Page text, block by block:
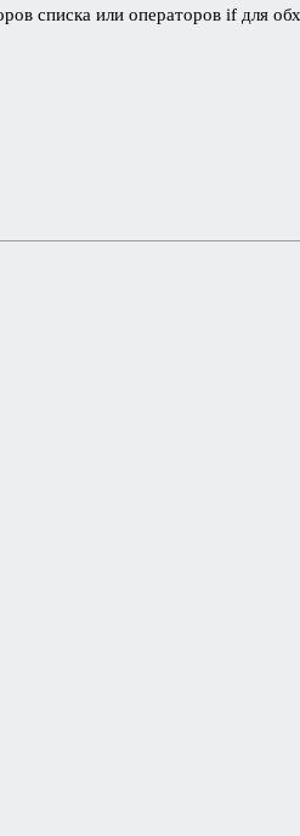
списка или операторов if для